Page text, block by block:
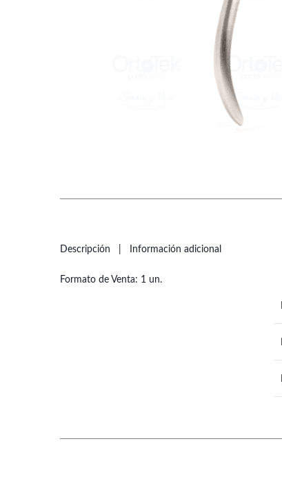
Descripción Información adicional
Formato de Venta: 1 un.